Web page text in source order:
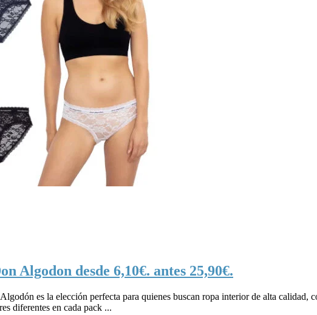
Algodon desde 6,10€. antes 25,90€.
es la elección perfecta para quienes buscan ropa interior de alta
diferentes en cada pack ...